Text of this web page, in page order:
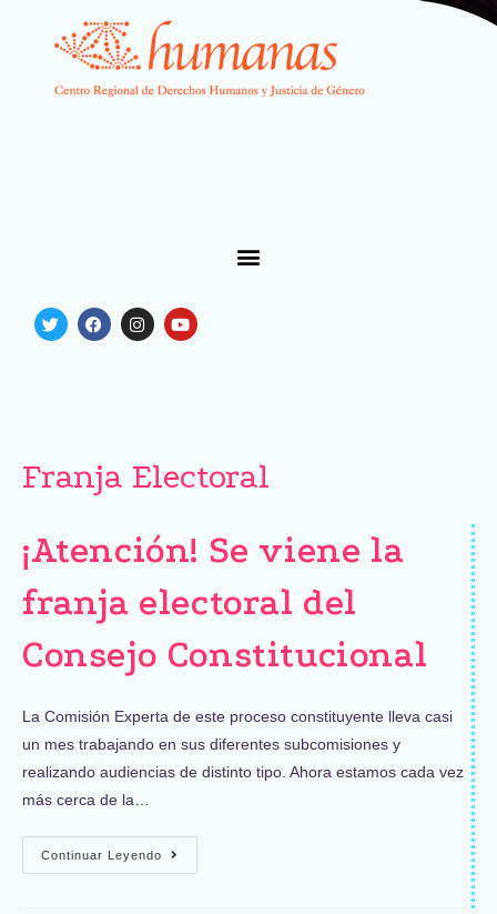
Franja Electoral
¡Atención! Se viene la
franja electoral del
Consejo Constitucional
La Comisión Experta de este proceso constituyente lleva casi
un mes trabajando en sus diferentes subcomisiones y
realizando audiencias de distinto tipo. Ahora estamos cada vez
más cerca de la…
Continuar Leyendo